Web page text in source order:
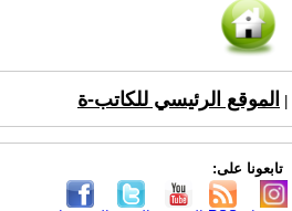
الموقع الرئيسي للكاتب-ة
تابعونا على: